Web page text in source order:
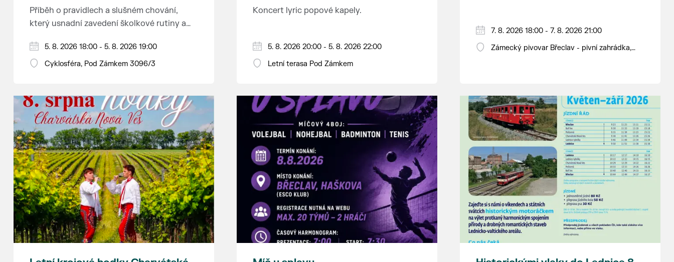
Příběh o pravidlech a slušném chování,
který usnadní zavedení školkové rutiny a
Hraje se jen za příznivého počasí.
Vstupné dobrovolné.
5. 8. 2026 18:00 - 5. 8. 2026 19:00
Cyklosféra, Pod Zámkem 3096/3
Koncert lyric popové kapely.
5. 8. 2026 20:00 - 5. 8. 2026 22:00
Letní terasa Pod Zámkem
7. 8. 2026 18:00 - 7. 8. 2026 21:00
Zámecký pivovar Břeclav - pivní zahrádka,